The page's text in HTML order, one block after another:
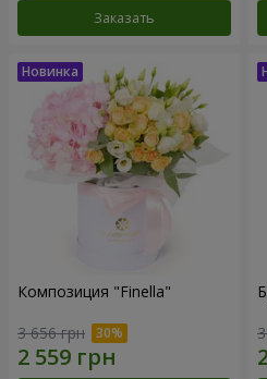
Заказать
Композиция "Finella"
3 656 грн